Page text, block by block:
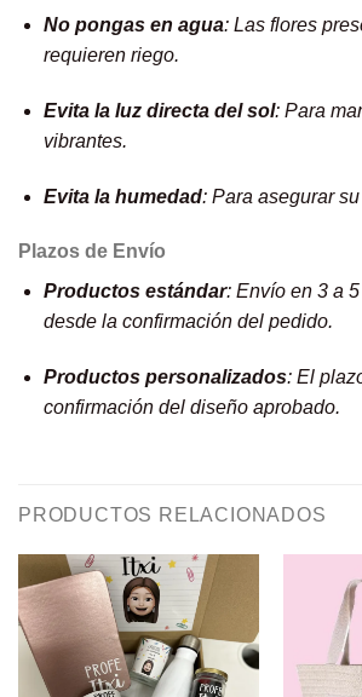
No pongas en agua: Las flores
requieren riego.
Evita la luz directa del sol: Para
vibrantes.
Evita la humedad: Para asegurar
Plazos de Envío
Productos estándar: Envío en 3 a
desde la confirmación del pedido.
Productos personalizados: El
confirmación del diseño aprobado.
PRODUCTOS RELACIONADOS